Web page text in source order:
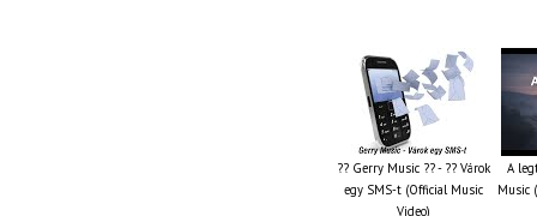
?? Gerry Music ?? - ?? Várok
egy SMS-t (Official Music
Video)
A
Music